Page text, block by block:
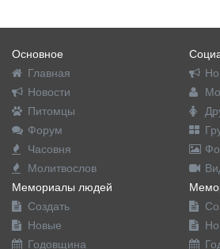
Основное
Главная
Новости
Питомцы
Форум
Часовня
Молитвослов
Мемориалы людей
Создать
Новые
Годовщина